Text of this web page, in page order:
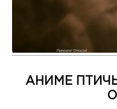
АНИМЕ